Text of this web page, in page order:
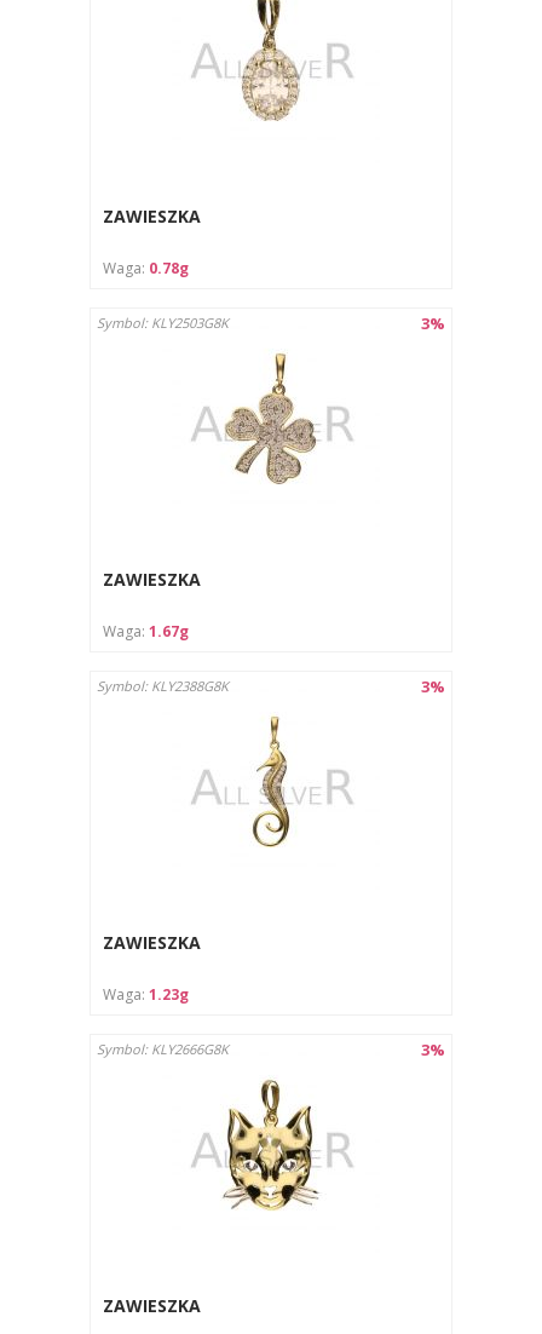
ZAWIESZKA
Waga: 0.78g
3%
Symbol: KLY2503G8K
ZAWIESZKA
Waga: 1.67g
3%
Symbol: KLY2388G8K
ZAWIESZKA
Waga: 1.23g
3%
Symbol: KLY2666G8K
ZAWIESZKA